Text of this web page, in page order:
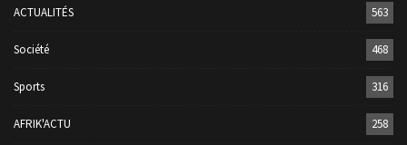
ACTUALITÉS 563
Société 468
Sports 316
AFRIK'ACTU 258